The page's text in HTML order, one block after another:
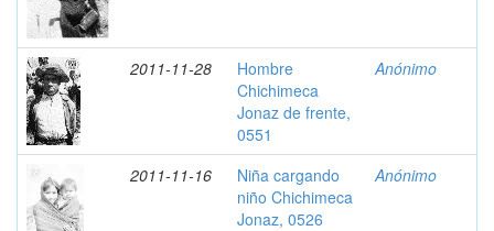
2011-11-28
Hombre
Chichimeca
Jonaz de frente,
0551
Anónimo
2011-11-16
Niña cargando
niño Chichimeca
Jonaz, 0526
Anónimo